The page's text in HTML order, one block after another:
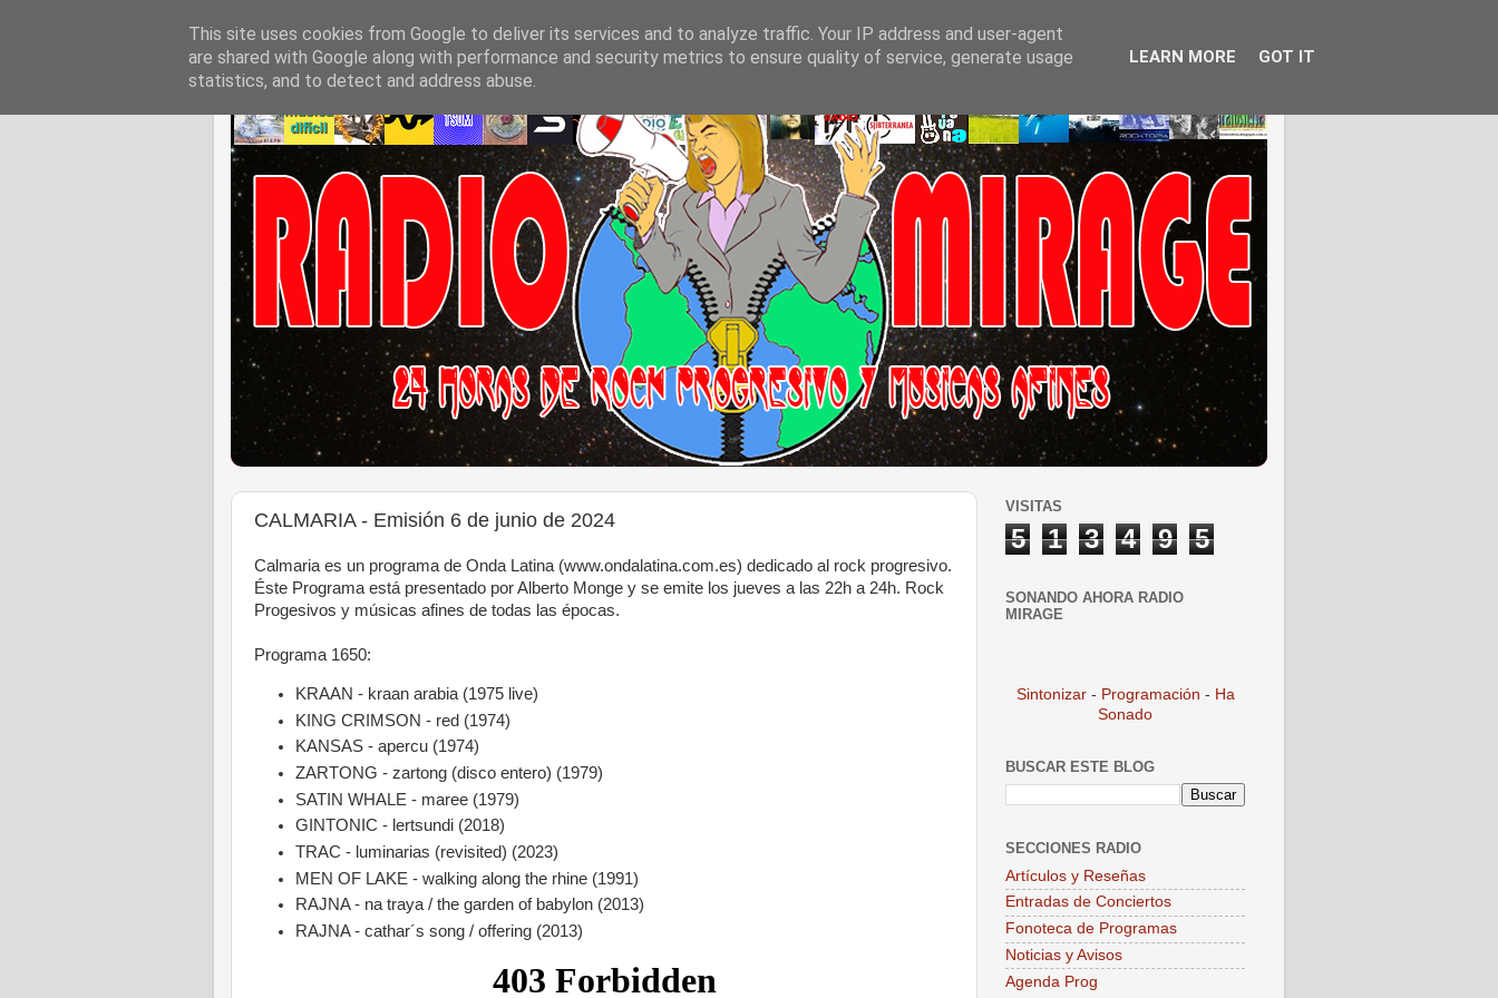
CALMARIA - Emisión 6 de junio de 2024
Calmaria es un programa de Onda Latina (www.ondalatina.com.es) dedicado al rock progresivo.
Éste Programa está presentado por Alberto Monge y se emite los jueves a las 22h a 24h. Rock
Progesivos y músicas afines de todas las épocas.
Programa 1650:
KRAAN - kraan arabia (1975 live)
KING CRIMSON - red (1974)
KANSAS - apercu (1974)
ZARTONG - zartong (disco entero) (1979)
SATIN WHALE - maree (1979)
GINTONIC - lertsundi (2018)
TRAC - luminarias (revisited) (2023)
MEN OF LAKE - walking along the rhine (1991)
RAJNA - na traya / the garden of babylon (2013)
RAJNA - cathar´s song / offering (2013)
VISITAS
5 1 3 4 9 5
SONANDO AHORA RADIO
MIRAGE
Sintonizar - Programación - Ha
Sonado
BUSCAR ESTE BLOG
SECCIONES RADIO
Artículos y Reseñas
Entradas de Conciertos
Fonoteca de Programas
Noticias y Avisos
Agenda Prog
This site uses cookies from Google to deliver its services and to analyze traffic. Your IP address and user-agent
are shared with Google along with performance and security metrics to ensure quality of service, generate usage
statistics, and to detect and address abuse.
LEARN MORE GOT IT